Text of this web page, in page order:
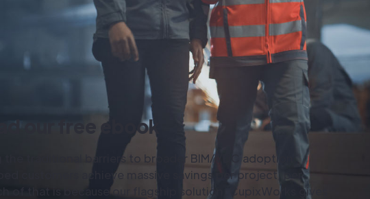
our free ebook
the traditional barriers to broader BIM/VDC adoption,
customers achieve massive savings per project, per
of that is because our flagship solution, CupixWorks gives